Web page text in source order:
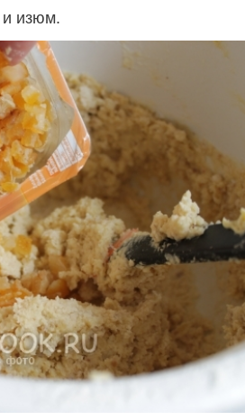
и изюм.